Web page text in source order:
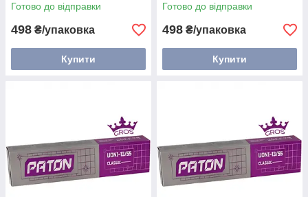
Готово до відправки
498 ₴/упаковка
Купити
Готово до відправки
498 ₴/упаковка
Купити